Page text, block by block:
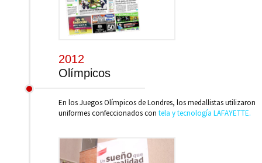
2012
Olímpicos
En los Juegos Olímpicos de Londres, los medallistas utilizaron
uniformes confeccionados con tela y tecnología LAFAYETTE.